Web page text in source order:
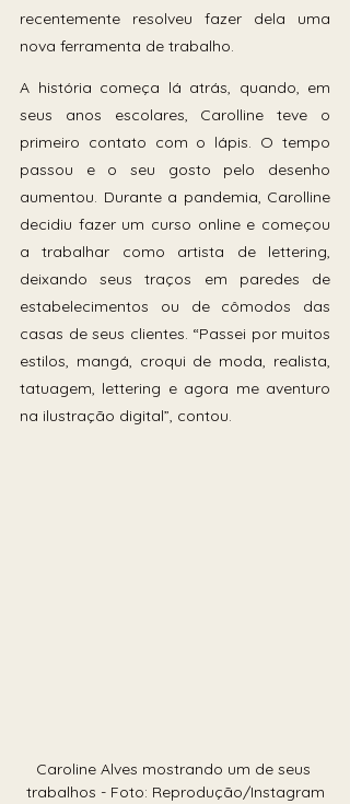
recentemente resolveu fazer dela uma
nova ferramenta de trabalho.
A história começa lá atrás, quando, em
seus anos escolares, Carolline teve o
primeiro contato com o lápis. O tempo
passou e o seu gosto pelo desenho
aumentou. Durante a pandemia, Carolline
decidiu fazer um curso online e começou
a trabalhar como artista de lettering,
deixando seus traços em paredes de
estabelecimentos ou de cômodos das
casas de seus clientes. “Passei por muitos
estilos, mangá, croqui de moda, realista,
tatuagem, lettering e agora me aventuro
na ilustração digital”, contou.
Caroline Alves mostrando um de seus
trabalhos - Foto: Reprodução/Instagram